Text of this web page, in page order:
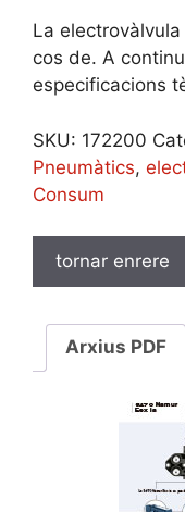
La
cos de. A
especificacions
SKU: 172200
Pneumàtics,
Consum
Arxius PDF